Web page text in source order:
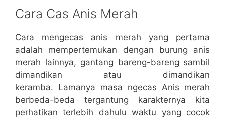
Cara Cas Anis Merah
Cara mengecas anis merah yang pertama
adalah mempertemukan dengan burung anis
merah lainnya, gantang bareng-bareng sambil
dimandikan atau dimandikan
keramba. Lamanya masa ngecas Anis merah
berbeda-beda tergantung karakternya kita
perhatikan terlebih dahulu waktu yang cocok